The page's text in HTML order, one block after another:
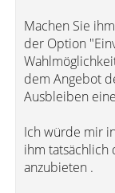
Machen Sie
der Option
dem Angebot
Ausbleiben
Ich würde mir
ihm
anzubieten .